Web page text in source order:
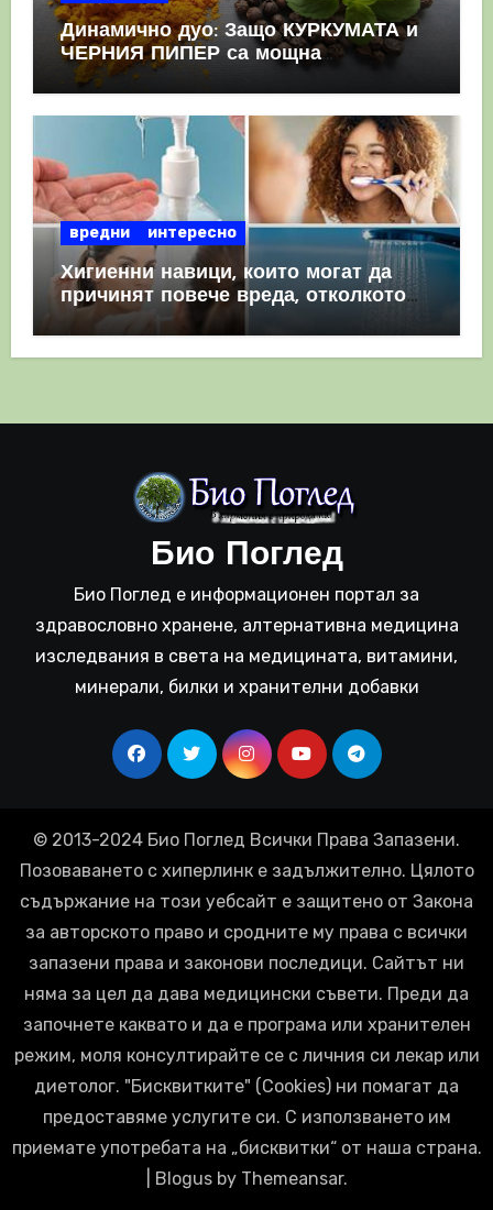
Динамично дуо: Защо КУРКУМАТА и
ЧЕРНИЯ ПИПЕР са мощна
комбинация
вредни интересно
Хигиенни навици, които могат да
причинят повече вреда, отколкото
полза
Био Поглед
Био Поглед е информационен портал за
здравословно хранене, алтернативна медицина
изследвания в света на медицината, витамини,
минерали, билки и хранителни добавки
© 2013-2024 Био Поглед Всички Права Запазени.
Позоваването с хиперлинк е задължително. Цялото
съдържание на този уебсайт е защитено от Закона
за авторското право и сродните му права с всички
запазени права и законови последици. Сайтът ни
няма за цел да дава медицински съвети. Преди да
започнете каквато и да е програма или хранителен
режим, моля консултирайте се с личния си лекар или
диетолог. "Бисквитките" (Cookies) ни помагат да
предоставяме услугите си. С използването им
приемате употребата на „бисквитки“ от наша страна.
Blogusby Themeansar.